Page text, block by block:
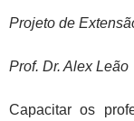
Projeto de
Prof. Dr. Alex Leão
Capacitar os